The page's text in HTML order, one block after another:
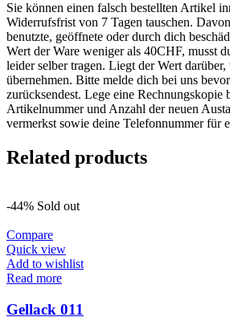
Sie können einen falsch bestellten Artikel
Widerrufsfrist von 7 Tagen tauschen.
benutzte, geöffnete oder durch dich
Wert der Ware weniger als 40CHF, musst
leider selber tragen. Liegt der Wert
übernehmen. Bitte melde dich bei uns
zurücksendest. Lege eine Rechnungskopie
Artikelnummer und Anzahl der neuen
vermerkst sowie deine Telefonnummer für
Related products
-44% Sold out
Compare
Quick view
Add to wishlist
Read more
Gellack 011